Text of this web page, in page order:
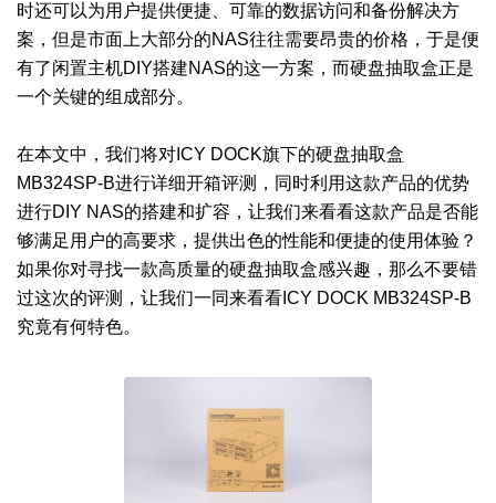
时还可以为用户提供便捷、可靠的数据访问和备份解决方
案，但是市面上大部分的NAS往往需要昂贵的价格，于是便
有了闲置主机DIY搭建NAS的这一方案，而硬盘抽取盒正是
一个关键的组成部分。
在本文中，我们将对ICY DOCK旗下的硬盘抽取盒
MB324SP-B进行详细开箱评测，同时利用这款产品的优势
进行DIY NAS的搭建和扩容，让我们来看看这款产品是否能
够满足用户的高要求，提供出色的性能和便捷的使用体验？
如果你对寻找一款高质量的硬盘抽取盒感兴趣，那么不要错
过这次的评测，让我们一同来看看ICY DOCK MB324SP-B
究竟有何特色。